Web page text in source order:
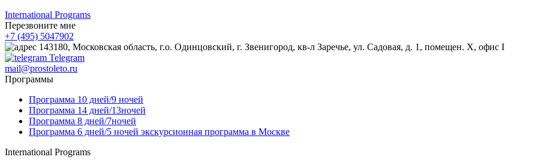
International Programs
Перезвоните мне
+7 (495) 5047902
143180, Московская область, г.о. Одинцовский, г. Звенигород, кв-л Заречье, ул. Садовая, д. 1, помещен. X, офис I
Telegram
mail@prostoleto.ru
Программы
Программа 10 дней/9 ночей
Программа 14 дней/13ночей
Программа 8 дней/7ночей
Программа 6 дней/5 ночей экскурсионная программа в Москве
International Programs